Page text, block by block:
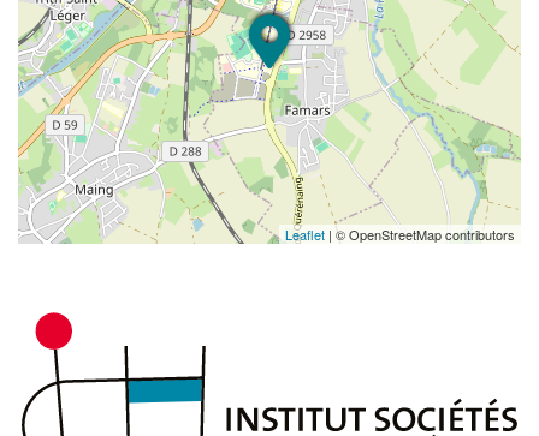
Leaflet | © OpenStreetMap contributors